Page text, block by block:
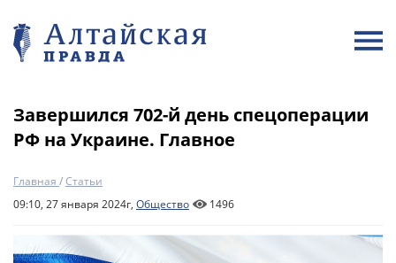
Завершился 702-й день спецоперации
РФ на Украине. Главное
Главная /Статьи
09:10, 27 января 2024г, Общество 1496